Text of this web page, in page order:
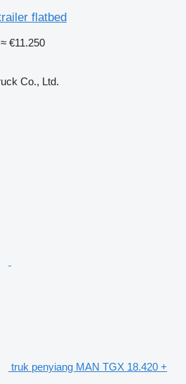
flatbed
≈ €11.250
Co., Ltd.
truk penyiang MAN TGX 18.420 +